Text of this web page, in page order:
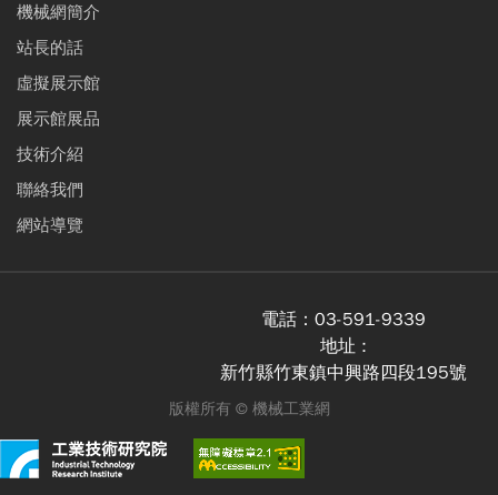
機械網簡介
站長的話
虛擬展示館
展示館展品
技術介紹
聯絡我們
網站導覽
電話： 03-591-9339
地址 :
新竹縣竹東鎮中興路四段195號
版權所有 © 機械工業網